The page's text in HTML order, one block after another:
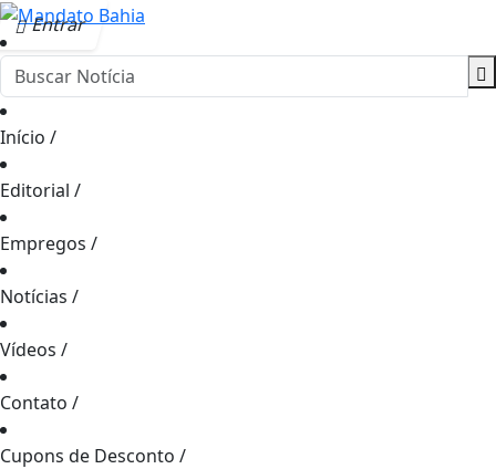
Entrar
Início /
Editorial /
Empregos /
Notícias /
Vídeos /
Contato /
Cupons de Desconto /